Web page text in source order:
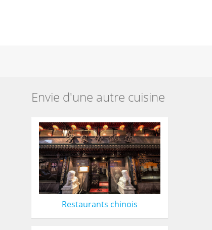
Envie d'une autre cuisine
Restaurants chinois